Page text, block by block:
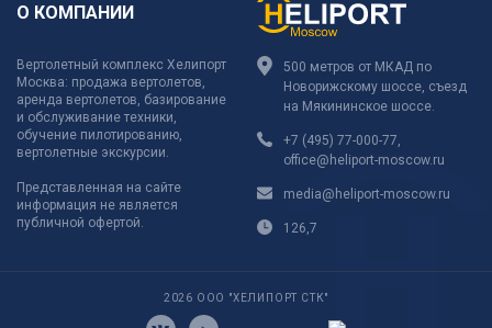
О КОМПАНИИ
Вертолетный комплекс Хелипорт
Москва: продажа вертолетов,
аренда вертолетов, базирование
и обслуживание техники,
обучение пилотированию,
вертолетные экскурсии.
Представленная на сайте
информация не является
публичной офертой.
500 метров от МКАД по
Новорижскому шоссе, съезд
на Мякининское шоссе.
+7 (495) 77-000-77
office@heliport-moscow.ru
media@heliport-moscow.ru
126,7
2026 ООО "ХЕЛИПОРТ СТК"